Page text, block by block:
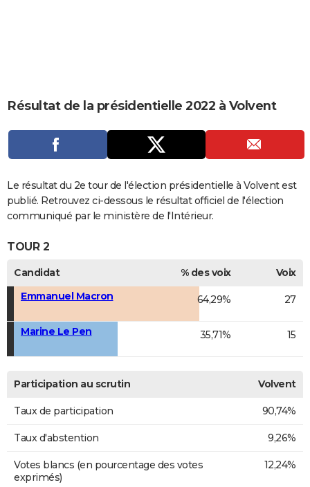
CARTE DE VOEUX
DICTIONNAIRE
Dictionnaire
Biographies
Expressions
Proverbes
PROGRAMME TV
COPAINS D'AVANT
Se connecter
Collèges
Universités
Entreprises
Service militaire
Avis de recherche
AVIS DE DÉCÈS
FORUM
Bricolage
Culture
Television
Voyage
Résultat de la présidentielle 2022 à Volvent
Le résultat du 2e tour de l'élection présidentielle à Volvent est
publié. Retrouvez ci-dessous le résultat officiel de l'élection
communiqué par le ministère de l'Intérieur.
TOUR 2
Candidat % des voix
Voix
Emmanuel Macron
64,29% 27
Marine Le Pen 35,71% 15
Participation au scrutin Volvent
Taux de participation 90,74%
Taux d'abstention 9,26%
Votes blancs (en pourcentage des votes
exprimés)
12,24%